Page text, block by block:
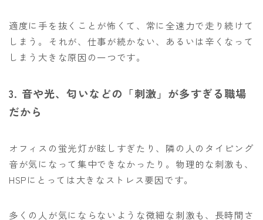
適度に手を抜くことが怖くて、常に全速力で走り続けて
しまう。それが、仕事が続かない、あるいは辛くなって
しまう大きな原因の一つです。
3. 音や光、匂いなどの「刺激」が多すぎる職場
だから
オフィスの蛍光灯が眩しすぎたり、隣の人のタイピング
音が気になって集中できなかったり。物理的な刺激も、
HSPにとっては大きなストレス要因です。
多くの人が気にならないような微細な刺激も、長時間さ